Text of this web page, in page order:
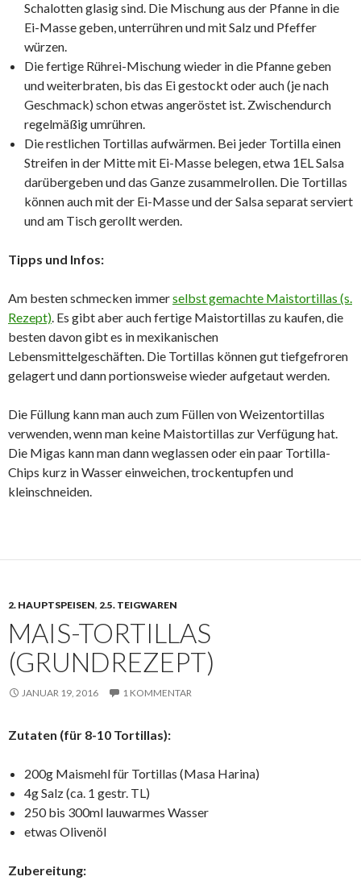
Schalotten glasig sind. Die Mischung aus der Pfanne in die
Ei-Masse geben, unterrühren und mit Salz und Pfeffer
würzen.
Die fertige Rührei-Mischung wieder in die Pfanne geben
und weiterbraten, bis das Ei gestockt oder auch (je nach
Geschmack) schon etwas angeröstet ist. Zwischendurch
regelmäßig umrühren.
Die restlichen Tortillas aufwärmen. Bei jeder Tortilla einen
Streifen in der Mitte mit Ei-Masse belegen, etwa 1EL Salsa
darübergeben und das Ganze zusammelrollen. Die Tortillas
können auch mit der Ei-Masse und der Salsa separat serviert
und am Tisch gerollt werden.
Tipps und Infos:
Am besten schmecken immerselbst gemachte Maistortillas (s.
Rezept). Es gibt aber auch fertige Maistortillas zu kaufen, die
besten davon gibt es in mexikanischen
Lebensmittelgeschäften. Die Tortillas können gut tiefgefroren
gelagert und dann portionsweise wieder aufgetaut werden.
Die Füllung kann man auch zum Füllen von Weizentortillas
verwenden, wenn man keine Maistortillas zur Verfügung hat.
Die Migas kann man dann weglassen oder ein paar Tortilla-
Chips kurz in Wasser einweichen, trockentupfen und
kleinschneiden.
2. HAUPTSPEISEN, 2.5. TEIGWAREN
MAIS-TORTILLAS
(GRUNDREZEPT)
JANUAR 19, 2016 1 KOMMENTAR
Zutaten (für 8-10 Tortillas):
200g Maismehl für Tortillas (Masa Harina)
4g Salz (ca. 1 gestr. TL)
250 bis 300ml lauwarmes Wasser
etwas Olivenöl
Zubereitung: